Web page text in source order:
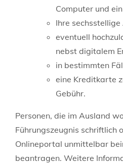
Computer und
Ihre sechsstellige
eventuell
nebst digitalem
in bestimmten
eine Kreditkarte
Gebühr.
Personen, die im Ausland
Führungszeugnis schriftlich
Onlineportal unmittelbar
beantragen. Weitere